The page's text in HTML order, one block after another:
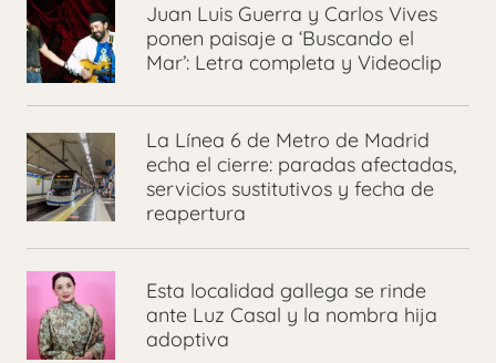
Juan Luis Guerra y Carlos Vives
ponen paisaje a ‘Buscando el
Mar’: Letra completa y Videoclip
La Línea 6 de Metro de Madrid
echa el cierre: paradas afectadas,
servicios sustitutivos y fecha de
reapertura
Esta localidad gallega se rinde
ante Luz Casal y la nombra hija
adoptiva